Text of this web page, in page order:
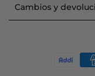
Cambios y